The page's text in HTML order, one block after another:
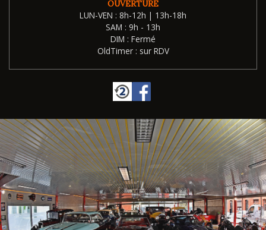
OUVERTURE
LUN-VEN : 8h-12h | 13h-18h
SAM : 9h - 13h
DIM : Fermé
OldTimer : sur RDV